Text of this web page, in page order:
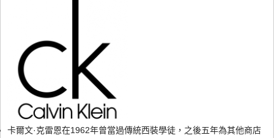
卡爾文·克雷恩在1962年曾當過傳統西裝學徒，之後五年為其他商店